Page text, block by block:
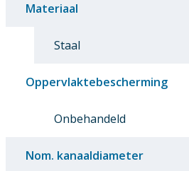
Materiaal
Staal
Oppervlaktebescherming
Onbehandeld
Nom. kanaaldiameter